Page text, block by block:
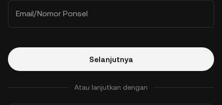
Email/Nomor Ponsel
Selanjutnya
Atau lanjutkan dengan